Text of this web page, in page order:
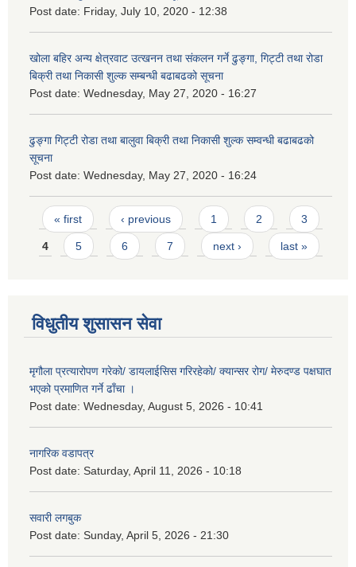
Post date: Friday, July 10, 2020 - 12:38
खोला बहिर अन्य क्षेत्रवाट उत्खनन तथा संकलन गर्ने ढुङ्गा, गिट्टी तथा रोडा
बिक्री तथा निकासी शुल्क सम्बन्धी बढाबढको सूचना
Post date: Wednesday, May 27, 2020 - 16:27
ढुङ्गा गिट्टी रोडा तथा बालुवा बिक्री तथा निकासी शुल्क सम्वन्धी बढाबढको
सूचना
Post date: Wednesday, May 27, 2020 - 16:24
Pages
« first ‹ previous 1 2 3
4 5 6 7 next › last »
विधुतीय शुसासन सेवा
मृगौला प्रत्यारोपण गरेको/ डायलाईसिस गरिरहेको/ क्यान्सर रोग/ मेरुदण्ड पक्षघात
भएको प्रमाणित गर्ने ढाँचा ।
Post date: Wednesday, August 5, 2026 - 10:41
नागरिक वडापत्र
Post date: Saturday, April 11, 2026 - 10:18
सवारी लगबुक
Post date: Sunday, April 5, 2026 - 21:30